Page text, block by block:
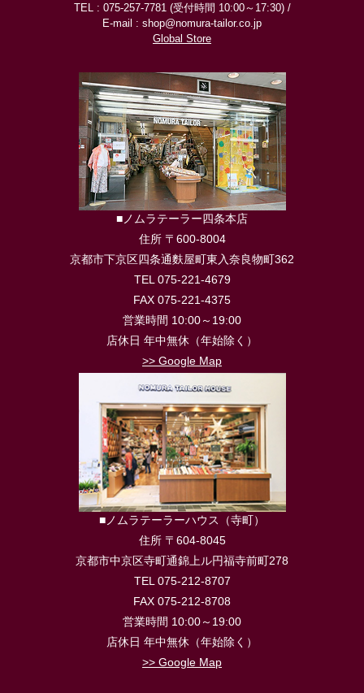
TEL : 075-257-7781 (受付時間 10:00～17:30) /
E-mail : shop@nomura-tailor.co.jp
Global Store
■ノムラテーラー四条本店
住所 〒600-8004
京都市下京区四条通麩屋町東入奈良物町362
TEL 075-221-4679
FAX 075-221-4375
営業時間 10:00～19:00
店休日 年中無休（年始除く）
>> Google Map
■ノムラテーラーハウス（寺町）
住所 〒604-8045
京都市中京区寺町通錦上ル円福寺前町278
TEL 075-212-8707
FAX 075-212-8708
営業時間 10:00～19:00
店休日 年中無休（年始除く）
>> Google Map